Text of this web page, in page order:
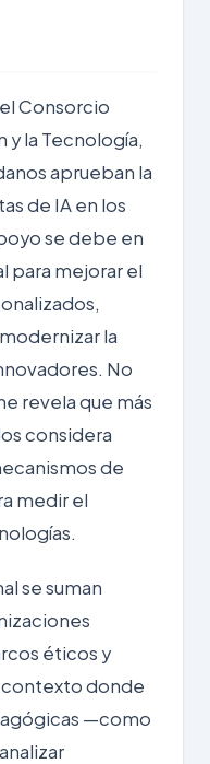
Consorcio
y la Tecnología,
aprueban la
de IA en los
se debe en
para mejorar el
la
No
revela que más
considera
de
medir el
se suman
éticos y
contexto donde
—como